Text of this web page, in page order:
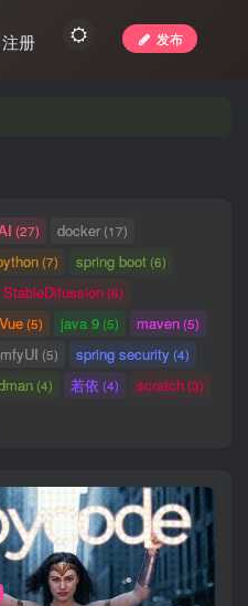
发布
注册
(27) docker(17)
(7) spring boot(6)
StableDifussion(6)
Vue(5) java 9(5) maven(5)
(5) spring security (4)
(4) 若依 (4) scratch(3)